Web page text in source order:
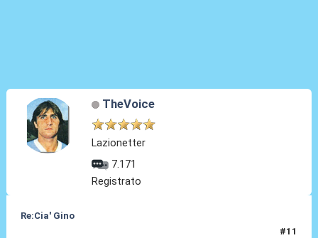
TheVoice
Lazionetter
7.171
Registrato
Re:Cia' Gino
#11